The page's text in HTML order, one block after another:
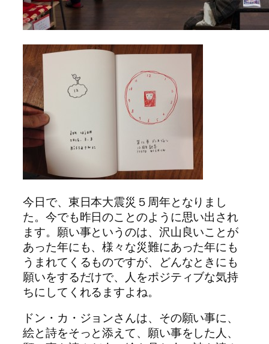
今日で、東日本大震災５周年となりまし
た。今でも昨日のことのように思い出され
ます。願い事というのは、沢山良いことが
あった年にも、様々な災難にあった年にも
うまれてくるものですが、どんなときにも
願いをするだけで、人をポジティブな気持
ちにしてくれるますよね。
ドン・カ・ジョンさんは、その願い事に、
絵と詩をそっと添えて、願い事をした人、